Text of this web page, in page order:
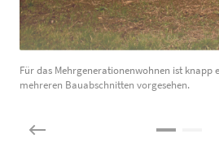
Für das Mehrgenerationenwohnen ist knapp
mehreren Bauabschnitten vorgesehen.